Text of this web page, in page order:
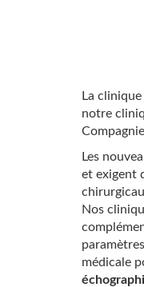
La
notre
Les
et exigent
Nos
médicale